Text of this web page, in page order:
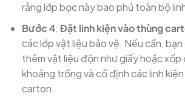
rằng lớp bọc này bao phủ toàn bộ
Bước 4: Đặt linh kiện vào thùng
các lớp vật liệu bảo vệ. Nếu cần,
thêm vật liệu độn như giấy hoặc xốp
khoảng trống và cố định các linh
carton.